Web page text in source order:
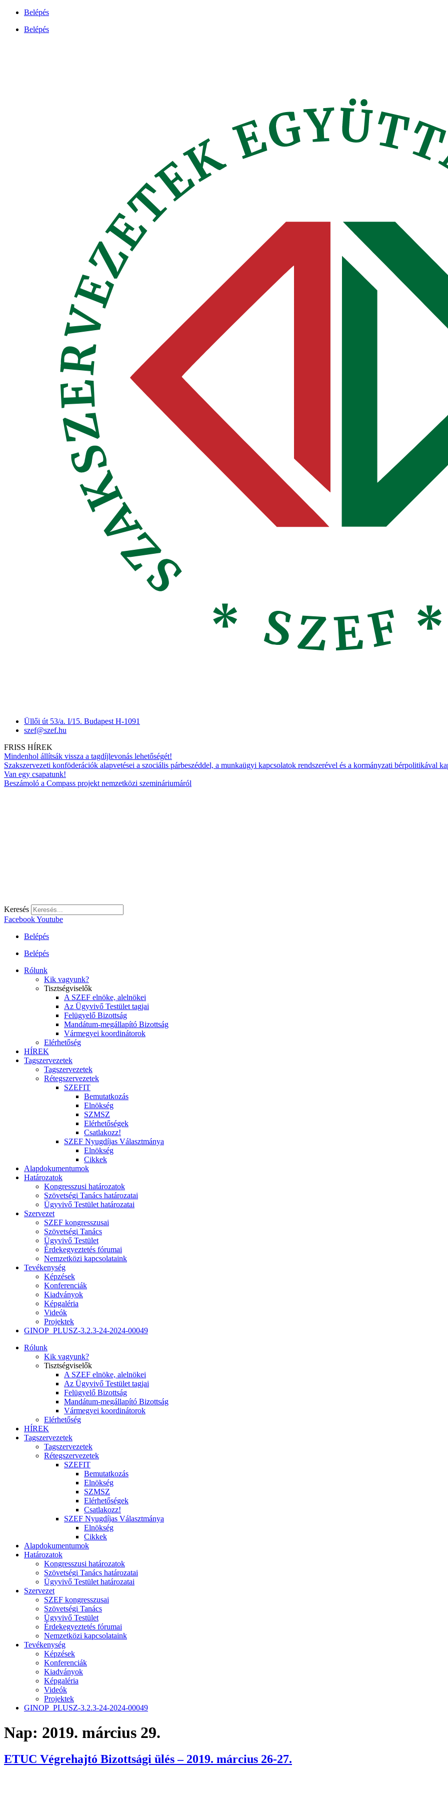
Ugrás
tartalomhoz
Belépés
Belépés
Üllői út 53/a. I/15. Budapest H-1091
szef@szef.hu
FRISS HÍREK
Mindenhol állítsák vissza a tagdíjlevonás lehetőségét!
Szakszervezeti konföderációk alapvetései a szociális párbeszéddel, a munkaügyi kapcsolatok rendszerével és a kormányzati bérpolitikával
Van egy csapatunk!
Beszámoló a Compass projekt nemzetközi szemináriumáról
Keresés
FacebookYoutube
Belépés
Belépés
Rólunk
Kik vagyunk?
Tisztségviselők
A SZEF elnöke, alelnökei
Az Ügyvivő Testület tagjai
Felügyelő Bizottság
Mandátum-megállapító Bizottság
Vármegyei koordinátorok
Elérhetőség
HÍREK
Tagszervezetek
Tagszervezetek
Rétegszervezetek
SZEFIT
Bemutatkozás
Elnökség
SZMSZ
Elérhetőségek
Csatlakozz!
SZEF Nyugdíjas Választmánya
Elnökség
Cikkek
Alapdokumentumok
Határozatok
Kongresszusi határozatok
Szövetségi Tanács határozatai
Ügyvivő Testület határozatai
Szervezet
SZEF kongresszusai
Szövetségi Tanács
Ügyvivő Testület
Érdekegyeztetés fórumai
Nemzetközi kapcsolataink
Tevékenység
Képzések
Konferenciák
Kiadványok
Képgaléria
Videók
Projektek
GINOP_PLUSZ-3.2.3-24-2024-00049
Rólunk
Kik vagyunk?
Tisztségviselők
A SZEF elnöke, alelnökei
Az Ügyvivő Testület tagjai
Felügyelő Bizottság
Mandátum-megállapító Bizottság
Vármegyei koordinátorok
Elérhetőség
HÍREK
Tagszervezetek
Tagszervezetek
Rétegszervezetek
SZEFIT
Bemutatkozás
Elnökség
SZMSZ
Elérhetőségek
Csatlakozz!
SZEF Nyugdíjas Választmánya
Elnökség
Cikkek
Alapdokumentumok
Határozatok
Kongresszusi határozatok
Szövetségi Tanács határozatai
Ügyvivő Testület határozatai
Szervezet
SZEF kongresszusai
Szövetségi Tanács
Ügyvivő Testület
Érdekegyeztetés fórumai
Nemzetközi kapcsolataink
Tevékenység
Képzések
Konferenciák
Kiadványok
Képgaléria
Videók
Projektek
GINOP_PLUSZ-3.2.3-24-2024-00049
Nap: 2019. március 29.
ETUC Végrehajtó Bizottsági ülés – 2019. március 26-27.